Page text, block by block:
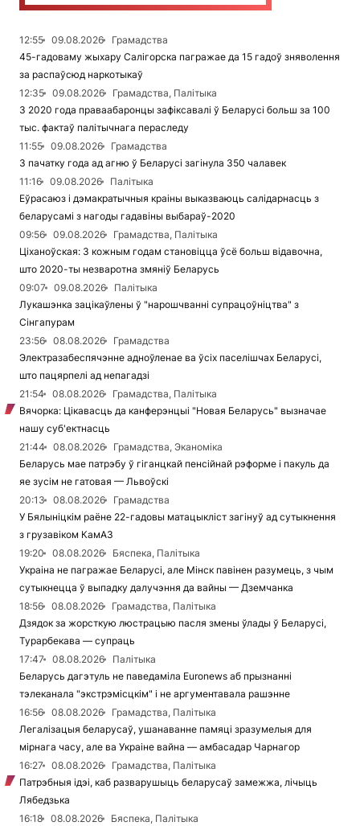
12:55 09.08.2026
Грамадства
45-гадоваму жыхару Салігорска пагражае да 15 гадоў зняволення
за распаўсюд наркотыкаў
12:35
09.08.2026
Грамадства, Палітыка
З 2020 года праваабаронцы зафіксавалі ў Беларусі больш за 100
тыс. фактаў палітычнага пераследу
11:55
09.08.2026
Грамадства
З пачатку года ад агню ў Беларусі загінула 350 чалавек
11:16
09.08.2026
Палітыка
Еўрасаюз і дэмакратычныя краіны выказваюць салідарнасць з
беларусамі з нагоды гадавіны выбараў-2020
09:56
09.08.2026
Грамадства, Палітыка
Ціханоўская: З кожным годам становіцца ўсё больш відавочна,
што 2020-ты незваротна змяніў Беларусь
09:07
09.08.2026
Палітыка
Лукашэнка зацікаўлены ў "нарошчванні супрацоўніцтва" з
Сінгапурам
23:56
08.08.2026
Грамадства
Электразабеспячэнне адноўленае ва ўсіх паселішчах Беларусі,
што пацярпелі ад непагадзі
21:54
08.08.2026
Грамадства, Палітыка
Вячорка: Цікавасць да канферэнцыі "Новая Беларусь" вызначае
нашу суб'ектнасць
21:44
08.08.2026
Грамадства, Эканоміка
Беларусь мае патрэбу ў гіганцкай пенсійнай рэформе і пакуль да
яе зусім не гатовая — Львоўскі
20:13
08.08.2026
Грамадства
У Бялыніцкім раёне 22-гадовы матацыкліст загінуў ад сутыкнення
з грузавіком КамАЗ
19:20
08.08.2026
Бяспека, Палітыка
Украіна не пагражае Беларусі, але Мінск павінен разумець, з чым
сутыкнецца ў выпадку далучэння да вайны — Дземчанка
18:56
08.08.2026
Грамадства, Палітыка
Дзядок за жорсткую люстрацыю пасля змены ўлады ў Беларусі,
Турарбекава — супраць
17:47
08.08.2026
Палітыка
Беларусь дагэтуль не паведаміла Euronews аб прызнанні
тэлеканала "экстрэмісцкім" і не аргументавала рашэнне
16:56
08.08.2026
Грамадства, Палітыка
Легалізацыя беларусаў, ушанаванне памяці зразумелыя для
мірнага часу, але ва Украіне вайна — амбасадар Чарнагор
16:27
08.08.2026
Грамадства, Палітыка
Патрэбныя ідэі, каб разварушыць беларусаў замежжа, лічыць
Лябедзька
16:18
08.08.2026
Бяспека, Палітыка